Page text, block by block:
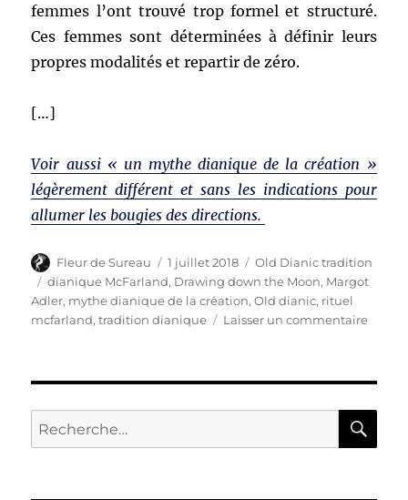
femmes l’ont trouvé trop formel et structuré.
Ces femmes sont déterminées à définir leurs
propres modalités et repartir de zéro.
[…]
Voir aussi « un mythe dianique de la création »
légèrement différent et sans les indications pour
allumer les bougies des directions.
Auteur
Fleur de Sureau
Publié
le
1 juillet 2018 Catégories
Old Dianic tradition
Étiquettes
dianique McFarland, Drawing down the Moon, Margot
Adler, mythe dianique de la création,Old dianic, rituel
mcfarland,tradition dianique Laisser un commentairesur
du
Recherche
pour :